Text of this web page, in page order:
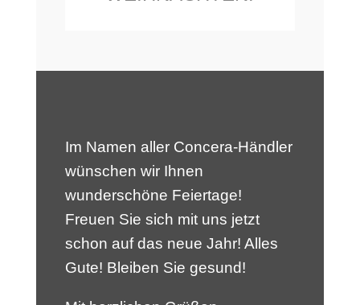
Im Namen aller Concera-Händler
wünschen wir Ihnen
wunderschöne Feiertage!
Freuen Sie sich mit uns jetzt
schon auf das neue Jahr! Alles
Gute! Bleiben Sie gesund!